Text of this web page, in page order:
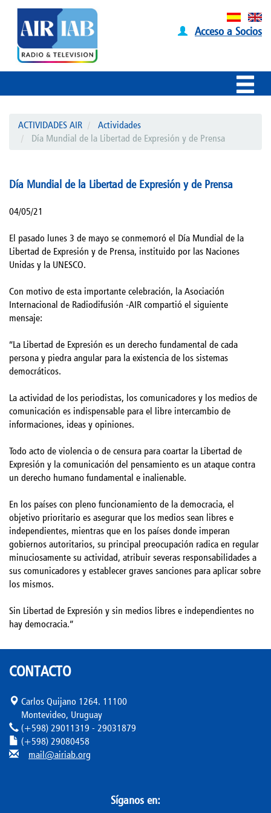
Acceso a Socios
ACTIVIDADES AIR
Actividades
Día Mundial de la Libertad de Expresión y de Prensa
Día Mundial de la Libertad de Expresión y de Prensa
04/05/21
El pasado lunes 3 de mayo se conmemoró el Día Mundial de la
Libertad de Expresión y de Prensa, instituido por las Naciones
Unidas y la UNESCO.
Con motivo de esta importante celebración, la Asociación
Internacional de Radiodifusión -AIR compartió el siguiente
mensaje:
“La Libertad de Expresión es un derecho fundamental de cada
persona y piedra angular para la existencia de los sistemas
democráticos.
La actividad de los periodistas, los comunicadores y los medios de
comunicación es indispensable para el libre intercambio de
informaciones, ideas y opiniones.
Todo acto de violencia o de censura para coartar la Libertad de
Expresión y la comunicación del pensamiento es un ataque contra
un derecho humano fundamental e inalienable.
En los países con pleno funcionamiento de la democracia, el
objetivo prioritario es asegurar que los medios sean libres e
independientes, mientras que en los países donde imperan
gobiernos autoritarios, su principal preocupación radica en regular
minuciosamente su actividad, atribuir severas responsabilidades a
sus comunicadores y establecer graves sanciones para aplicar sobre
los mismos.
Sin Libertad de Expresión y sin medios libres e independientes no
hay democracia.”
CONTACTO
Carlos Quijano 1264. 11100
Montevideo, Uruguay
(+598) 29011319 - 29031879
(+598) 29080458
mail@airiab.org
Síganos en: